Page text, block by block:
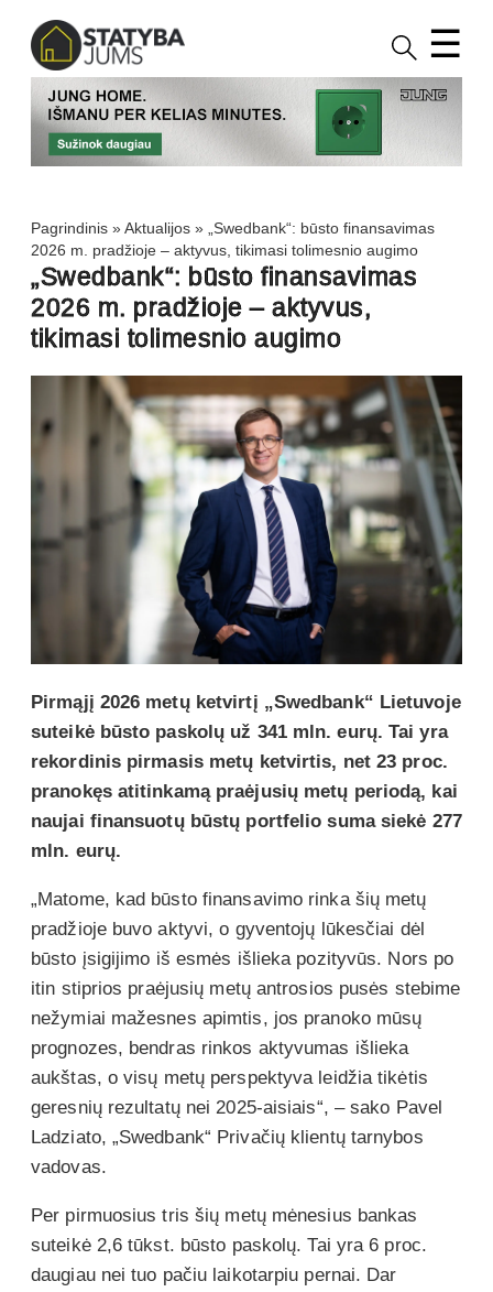
☰
Pagrindinis »Aktualijos » „Swedbank“: būsto finansavimas
2026 m. pradžioje – aktyvus, tikimasi tolimesnio augimo
„Swedbank“: būsto finansavimas
2026 m. pradžioje – aktyvus,
tikimasi tolimesnio augimo
Pirmąjį 2026 metų ketvirtį „Swedbank“ Lietuvoje
suteikė būsto paskolų už 341 mln. eurų. Tai yra
rekordinis pirmasis metų ketvirtis, net 23 proc.
pranokęs atitinkamą praėjusių metų periodą, kai
naujai finansuotų būstų portfelio suma siekė 277
mln. eurų.
„Matome, kad būsto finansavimo rinka šių metų
pradžioje buvo aktyvi, o gyventojų lūkesčiai dėl
būsto įsigijimo iš esmės išlieka pozityvūs. Nors po
itin stiprios praėjusių metų antrosios pusės stebime
nežymiai mažesnes apimtis, jos pranoko mūsų
prognozes, bendras rinkos aktyvumas išlieka
aukštas, o visų metų perspektyva leidžia tikėtis
geresnių rezultatų nei 2025-aisiais“, – sako Pavel
Ladziato, „Swedbank“ Privačių klientų tarnybos
vadovas.
Per pirmuosius tris šių metų mėnesius bankas
suteikė 2,6 tūkst. būsto paskolų. Tai yra 6 proc.
daugiau nei tuo pačiu laikotarpiu pernai. Dar